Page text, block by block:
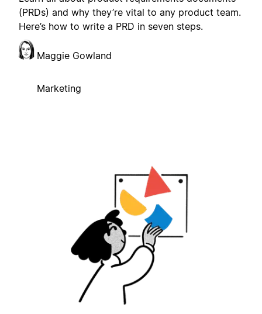
(PRDs) and why they’re vital to any product team.
Here’s how to write a PRD in seven steps.
Maggie Gowland
Marketing